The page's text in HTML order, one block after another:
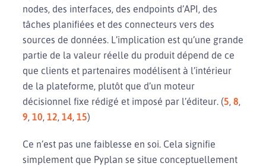
nodes, des interfaces, des endpoints d’API, des
tâches planifiées et des connecteurs vers des
sources de données. L’implication est qu’une grande
partie de la valeur réelle du produit dépend de ce
que clients et partenaires modélisent à l’intérieur
de la plateforme, plutôt que d’un moteur
décisionnel fixe rédigé et imposé par l’éditeur. (5, 8,
9, 10, 12, 14, 15)
Ce n’est pas une faiblesse en soi. Cela signifie
simplement que Pyplan se situe conceptuellement